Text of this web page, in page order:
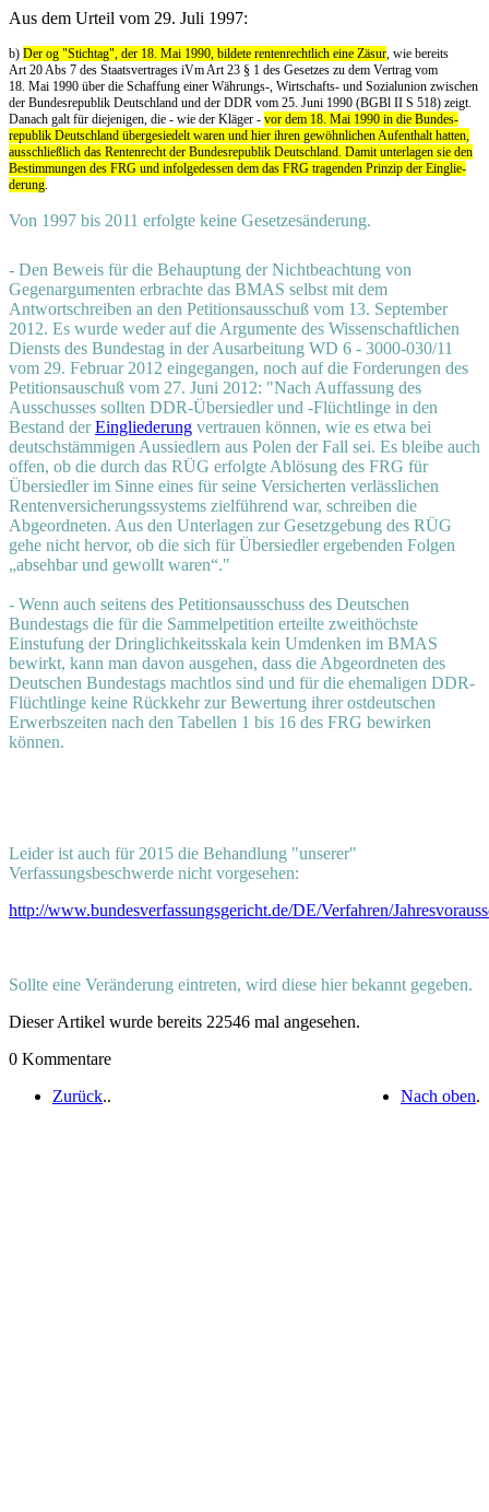
Aus dem Urteil vom 29. Juli 1997:
b) Der og "Stichtag", der 18. Mai 1990, bildete rentenrechtlich eine Zäsur , wie bereits
Art 20 Abs 7 des Staatsvertrages iVm Art 23 § 1 des Gesetzes zu dem Vertrag vom
18. Mai 1990 über die Schaffung einer Währungs‑, Wirtschafts‑ und Sozialunion zwischen
der Bundesrepublik Deutschland und der DDR vom 25. Juni 1990 (BGBl II S 518) zeigt.
Da­nach galt für diejenigen, die ‑ wie der Kläger ‑ vor dem 18. Mai 1990 in die Bundes­
republik Deutsch­land übergesiedelt waren und hier ihren gewöhnlichen Aufenthalt hatten,
aus­schließ­lich das Rentenrecht der Bundesrepublik Deutschland. Damit unterlagen sie den
Bestim­mungen des FRG und infolgedessen dem das FRG tragenden Prinzip der Ein­glie­
derung
Von 1997 bis 2011 erfolgte keine Gesetzesänderung.
- Den Beweis für die Behauptung der Nichtbeachtung von
Gegenargumenten erbrachte das BMAS selbst mit dem
Antwortschreiben an den Petitionsausschuß vom 13. September
2012. Es wurde weder auf die Argumente des Wissenschaftlichen
Diensts des Bundestag in der Ausarbeitung WD 6 - 3000-030/11
vom 29. Februar 2012 eingegangen, noch auf die Forderungen des
Petitionsauschuß vom 27. Juni 2012: "Nach Auffassung des
Ausschusses sollten DDR-Übersiedler und -Flüchtlinge in den
Bestand derEingliederung vertrauen können, wie es etwa bei
deutschstämmigen Aussiedlern aus Polen der Fall sei. Es bleibe auch
offen, ob die durch das RÜG erfolgte Ablösung des FRG für
Übersiedler im Sinne eines für seine Versicherten verlässlichen
Rentenversicherungssystems zielführend war, schreiben die
Abgeordneten. Aus den Unterlagen zur Gesetzgebung des RÜG
gehe nicht hervor, ob die sich für Übersiedler ergebenden Folgen
„absehbar und gewollt waren“."
- Wenn auch seitens des Petitionsausschuss des Deutschen
Bundestags die für die Sammelpetition erteilte zweithöchste
Einstufung der Dringlichkeitsskala kein Umdenken im BMAS
bewirkt, kann man davon ausgehen, dass die Abgeordneten des
Deutschen Bundestags machtlos sind und für die ehemaligen DDR-
Flüchtlinge keine Rückkehr zur Bewertung ihrer ostdeutschen
Erwerbszeiten nach den Tabellen 1 bis 16 des FRG bewirken
können.
Leider ist auch für 2015 die Behandlung "unserer"
Verfassungsbeschwerde nicht vorgesehen:
http://www.bundesverfassungsgericht.de/DE/Verfahren/
Sollte eine Veränderung eintreten, wird diese hier bekannt gegeben.
Dieser Artikel wurde bereits 22546 mal angesehen.
0 Kommentare
Zurück. Nach oben.
.